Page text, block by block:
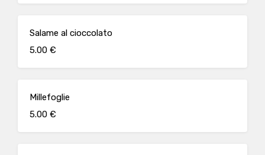
Salame al cioccolato
5.00 €
Millefoglie
5.00 €